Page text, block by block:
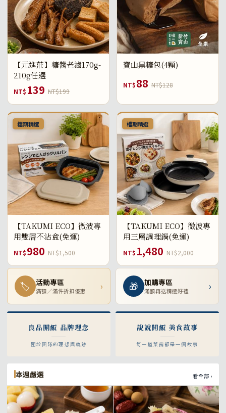
【元進莊】糖醬老滷170g-
210g任選
NT$ 139 NT$199
寶山黑糖包(4顆)
NT$88 NT$128
檔期精選
【TAKUMI ECO】微波專
用雙層不沾盒(免運)
NT$980 NT$1,500
檔期精選
【TAKUMI ECO】微波專
用三層調理鍋(免運)
NT$ 1,480 NT$2,000
🏷 活動專區
滿額／滿件折扣優惠 › 🎁 加購專區
滿額再送精選好禮 ›
良品開飯 品牌理念
關於團隊的理想與軌跡
說說開飯 美食故事
每一道菜餚都是一個故事
本週嚴選 看全部 ›